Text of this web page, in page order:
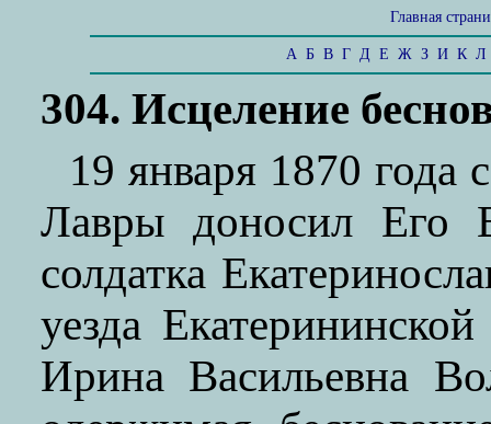
Главная
А Б В Г Д Е Ж З И К Л
304. Исцеление
19 января 1870 года
Лавры доносил Его
солдатка
уезда
Ирина Васильевна